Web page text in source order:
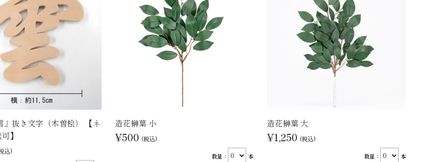
」抜き文字（木曽桧） 【ネ
】
込)
造花榊葉 小
¥500 (税込)
数量： 本
造花榊葉 大
¥1,250 (税込)
数量： 本